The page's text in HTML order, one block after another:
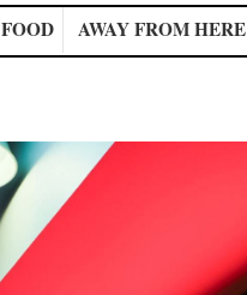
FOOD AWAY FROM HERE